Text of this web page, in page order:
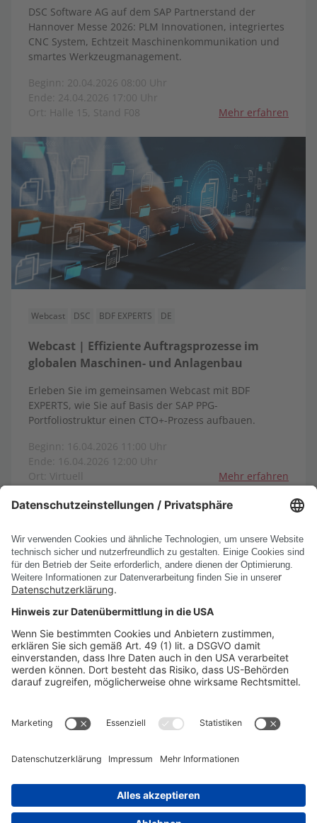
DSC Software AG auf dem SAP Partnerstand der
Hannover Messe 2026: PLM Innovationen, integriertes
CNC System, Echtzeit Maschinenkommunikation und
smartes Werkzeugmanagement.
Beginn: 20.04.2026 08:00 Uhr
Ende: 24.04.2026 17:00 Uhr
Ort: Halle 15, Stand F08
Mehr erfahren
Webcast DSC BDF EXPERTS DE
Webcast | Effiziente Auftragsprozesse im
globalen Maschinen- und Anlagenbau
Erleben Sie im gemeinsamen Webcast mit BDF
EXPERTS, wie Sie auf Basis der SAP PPG-
Portfoliostruktur einen CTO+-Prozess aufbauen.
Beginn: 16.04.2026 11:00 Uhr
Ende: 16.04.2026 12:00 Uhr
Ort: Virtuell
Mehr erfahren
1-8 1 2 3 4 5 6 7 < >
RECHTLICHE INFORMATIONEN